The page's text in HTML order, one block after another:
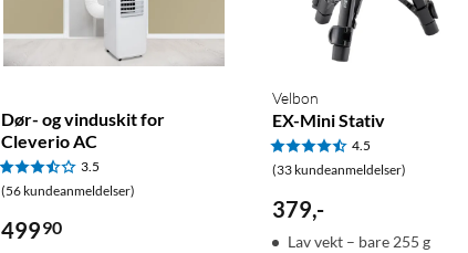
Dør- og vinduskit for
Cleverio AC
3.5
(56 kundeanmeldelser)
49990
Velbon
EX-Mini Stativ
4.5
(33 kundeanmeldelser)
379,-
Lav vekt – bare 255 g